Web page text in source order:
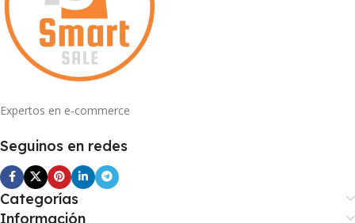
Expertos en e-commerce
Seguinos en redes
Categorías
Información